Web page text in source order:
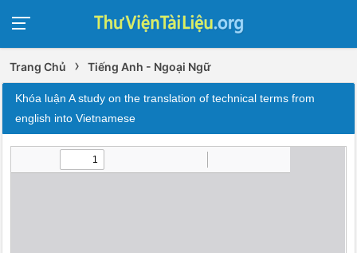
Trang Chủ › Tiếng Anh - Ngoại Ngữ
Khóa luận A study on the translation of technical terms from
english into Vietnamese